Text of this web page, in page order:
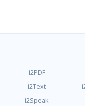
i2PDF
i2Text
i2Speak